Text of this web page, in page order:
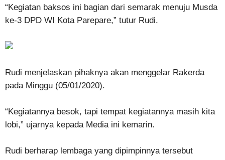
“Kegiatan baksos ini bagian dari semarak menuju Musda
ke-3 DPD WI Kota Parepare,” tutur Rudi.
Rudi menjelaskan pihaknya akan menggelar Rakerda
pada Minggu (05/01/2020).
“Kegiatannya besok, tapi tempat kegiatannya masih kita
lobi,” ujarnya kepada Media ini kemarin.
Rudi berharap lembaga yang dipimpinnya tersebut